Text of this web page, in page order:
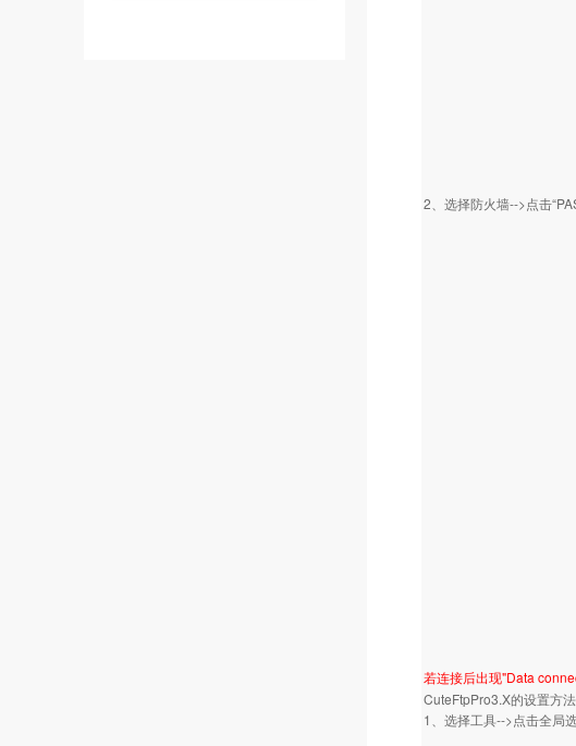
2、选择防火墙-->点击
若连接后出现"Data
CuteFtpPro3.X的设置方法
1、选择工具-->点击全局